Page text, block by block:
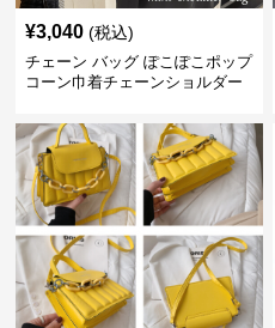
¥3,040 (税込)
チェーン バッグ ぽこぽこポップ
コーン巾着チェーンショルダー